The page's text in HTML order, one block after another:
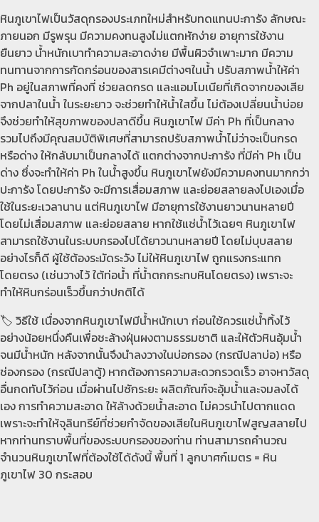
หินภูเขาไฟเป็นวัสดุกรองประเภทใหม่สำหรับทดแทนปะการัง ลักษณะ
ภายนอก มีรูพรุน มีความคงทนสูงไม่แตกหักง่าย อายุการใช้งาน
ยืนยาว น้ำหนักเบาทำความสะอาดง่าย มีพื้นผิวจำเพาะมาก มีความ
ทนทานจากการกัดกร่อนของสารเคมีต่างๆในน้ำ ปรับสภาพน้ำให้ค่า
Ph อยู่ในสภาพที่คงที่ ช่วยลดกรด และแอมโมเนียที่เกิดจากของเสีย
จากปลาในน้ำ ในระยะยาว จะช่วยทำให้น้ำใสขึ้น ไม่ต้องเปลี่ยนน้ำบ่อย
จึงช่วยทำให้สุขภาพของปลาดีขึ้น หินภูเขาไฟ มีค่า Ph ที่เป็นกลาง
รวมไปถึงมีคุณสมบัติพิเศษที่สามารถปรับสภาพน้ำไม่ว่าจะเป็นกรด
หรือด่าง ให้กลับมาเป็นกลางได้ แตกต่างจากปะการัง ที่มีค่า Ph เป็น
ด่าง ซึ่งจะทำให้ค่า Ph ในน้ำสูงขึ้น หินภูเขาไฟยังมีความคงทนมากกว่า
ปะการัง โดยปะการัง จะมีการเสื่อมสภาพ และย่อยสลายลงไปเองเมื่อ
ใช้ในระยะเวลานาน แต่หินภูเขาไฟ มีอายุการใช้งานยาวนานหลายปี
โดยไม่เสื่อมสภาพ และย่อยสลาย หากใช้แช่น้ำไว้เฉยๆ หินภูเขาไฟ
สามารถใช้งานในระบบกรองไปได้ยาวนานหลายปี โดยไม่บุบสลาย
อย่างไรก็ดี ผู้ใช้ต้องระมัดระวัง ไม่ให้หินภูเขาไฟ ถูกแรงกระแทก
โดยตรง (เช่นวางไว้ ใต้ท่อน้ำ ที่น้ำตกกระทบหินโดยตรง) เพราะจะ
ทำให้หินกร่อนเร็วขึ้นกว่าปกติได้
🏷️ วิธีใช้ เนื่องจากหินภูเขาไฟมีน้ำหนักเบา ก่อนใช้ควรแช่น้ำทิ้งไว้
อย่างน้อยหนึ่งคืนเพื่อชะล้างฝุ่นผงตามธรรมชาติ และให้ตัวหินอุ้มน้ำ
จนมีน้ำหนัก หลังจากนั้นจึงนำลงวางในบ่อกรอง (กรณีปลาบ่อ) หรือ
ช่องกรอง (กรณีปลาตู้) หากต้องการความสะดวกรวดเร็ว อาจหาวัสดุ
อื่นกดทับไว้ก่อน เมื่อผ่านไปซักระยะ ผลิตภัณฑ์จะอุ้มน้ำและจมลงได้
เอง การทำความสะอาด ให้ล้างด้วยน้ำสะอาด ไม่ควรนำไปตากแดด
เพราะจะทำให้จุลินทรีย์ที่ช่วยกำจัดของเสียในหินภูเขาไฟสูญสลายไป
หากท่านทราบพื้นที่ของระบบกรองของท่าน ท่านสามารถคำนวณ
จำนวนหินภูเขาไฟที่ต้องใช้ได้ดังนี้ พื้นที่ 1 ลูกบาศก์เมตร = หิน
ภูเขาไฟ 30 กระสอบ